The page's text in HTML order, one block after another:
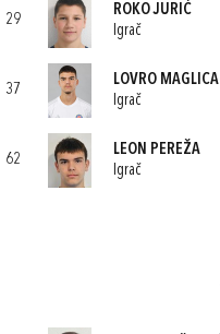
29
ROKO JURIĆ
Igrač
37
LOVRO MAGLICA
Igrač
62
LEON PEREŽA
Igrač